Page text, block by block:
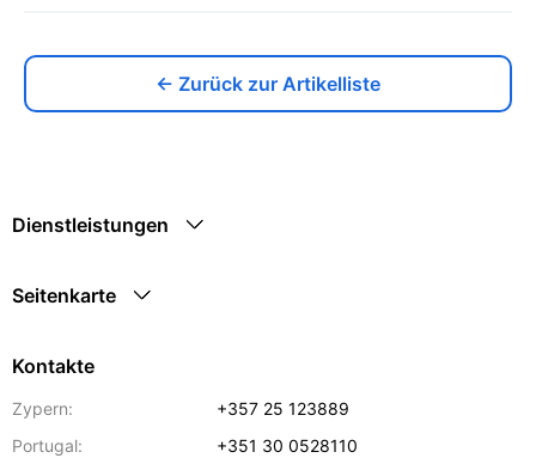
← Zurück zur Artikelliste
Dienstleistungen
Seitenkarte
Kontakte
Zypern:
+357 25 123889
Portugal:
+351 30 0528110